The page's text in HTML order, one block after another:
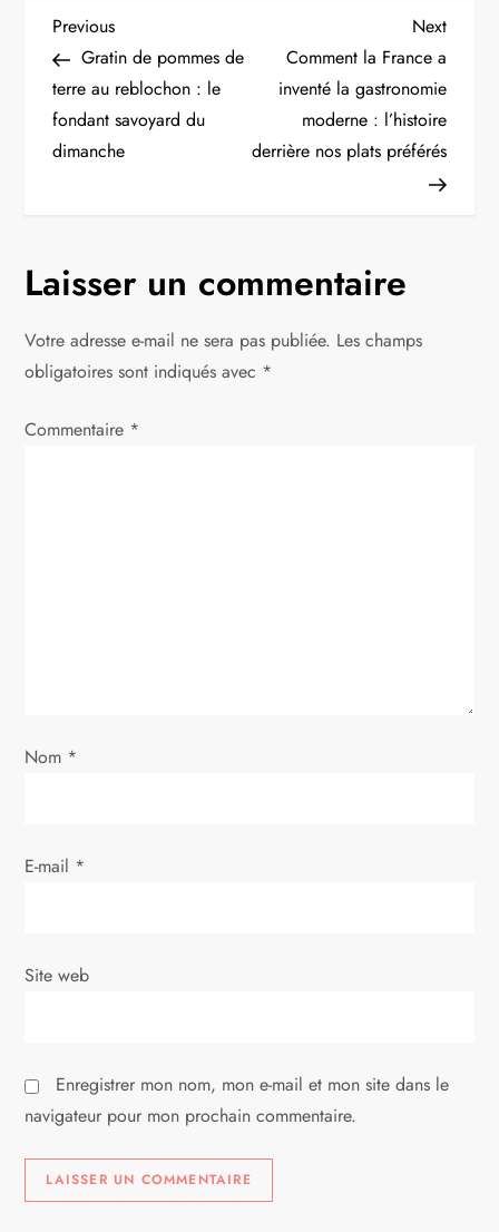
N
a
v
a
t
a
t
c
e
Previous
Post
Previous
Gratin de pommes de
terre au reblochon : le
fondant savoyard du
dimanche
Next
Post
Next
Comment la France a
inventé la gastronomie
moderne : l’histoire
derrière nos plats préférés
Laisser un commentaire
Votre adresse e-mail ne sera pas publiée. Les champs
obligatoires sont indiqués avec *
Commentaire *
Nom *
E-mail *
Site web
Enregistrer mon nom, mon e-mail et mon site dans le
navigateur pour mon prochain commentaire.